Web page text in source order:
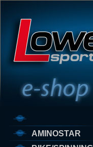
AMINOSTAR